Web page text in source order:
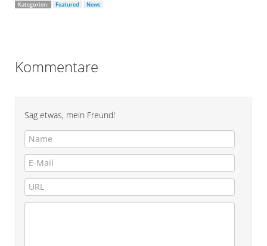
Kategorien:
Featured News
Kommentare
Sag etwas, mein Freund!